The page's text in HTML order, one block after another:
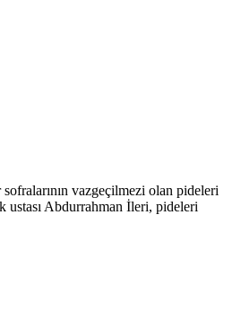
vazgeçilmezi olan pideleri
ustası Abdurrahman İleri, pideleri